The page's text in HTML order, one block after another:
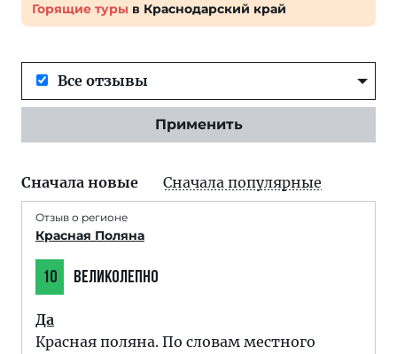
Горящие туры в Краснодарский край
Все отзывы
Применить
Сначала новые Сначала популярные
Отзыв о регионе
Красная Поляна
10 ВЕЛИКОЛЕПНО
Да
Красная поляна. По словам местного